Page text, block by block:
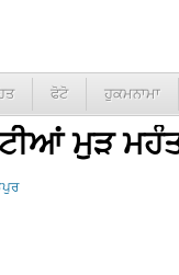
ਫੋਟੋ ਹੁਕਮਨਾਮਾ
ਮੁੜ